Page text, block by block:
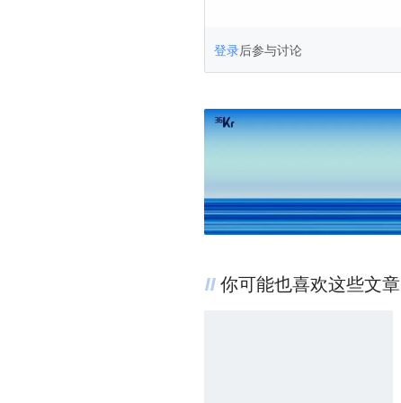
登录后参与讨论
你可能也喜欢这些文章